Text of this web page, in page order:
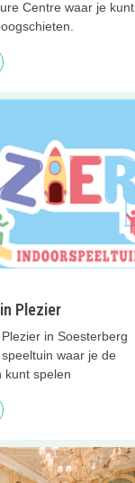
Centre waar je kunt
Plezier
in Soesterberg
waar je de
kunt spelen
Kerst